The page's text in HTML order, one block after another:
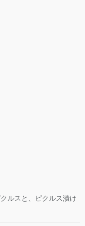
ルスと、ピクルス漬け